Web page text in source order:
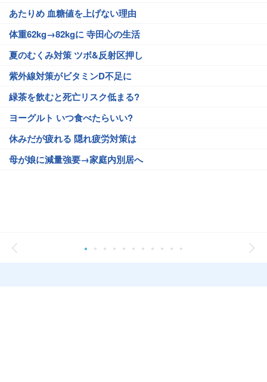
あたりめ 血糖値を上げない理由
体重62kg→82kgに 寺田心の生活
夏のむくみ対策 ツボ&反射区押し
紫外線対策がビタミンD不足に
緑茶を飲むと死亡リスク低まる?
ヨーグルト いつ食べたらいい?
休みだが疲れる 隠れ疲労対策は
母が娘に減量強要→家庭内別居へ